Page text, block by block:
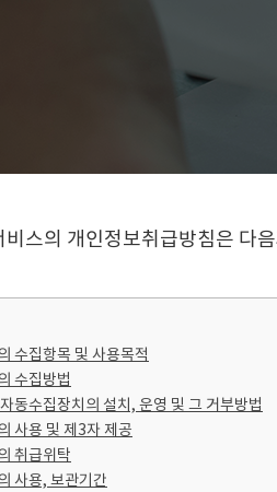
비스의 개인정보취급방침은 다
수집항목 및 사용목적
수집방법
동수집장치의 설치, 운영 및 그 거부방법
사용 및 제3자 제공
취급위탁
사용, 보관기간